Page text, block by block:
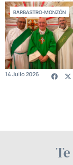
BARBASTRO-MONZÓN
14 Julio 2026